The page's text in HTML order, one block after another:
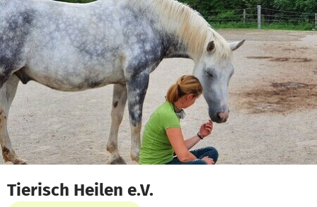
Skip to main content
Show accessibility statement
Tierisch Heilen e.V.